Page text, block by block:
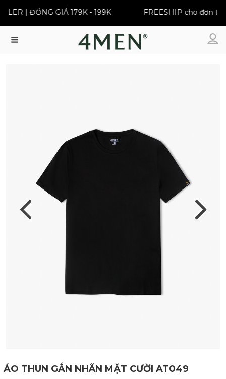
| ĐỒNG GIÁ 179K - 199K FREESHIP cho đơn từ
ÁO THUN GẮN NHÃN MẶT CƯỜI AT049